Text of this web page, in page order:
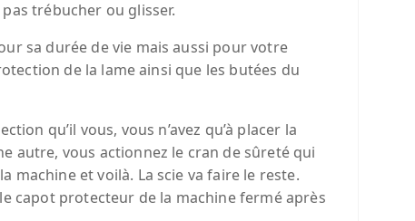
trébucher ou glisser.
sa durée de vie mais aussi pour votre
de la lame ainsi que les butées du
qu’il vous, vous n’avez qu’à placer la
autre, vous actionnez le cran de sûreté qui
machine et voilà. La scie va faire le reste.
capot protecteur de la machine fermé après